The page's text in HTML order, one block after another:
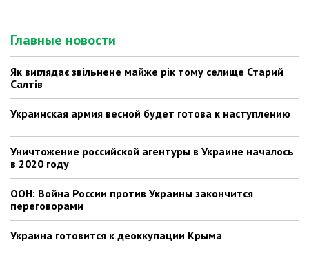
Главные новости
Як виглядає звільнене майже рік тому селище Старий
Салтів
Украинская армия весной будет готова к наступлению
Уничтожение российской агентуры в Украине началось
в 2020 году
ООН: Война России против Украины закончится
переговорами
Украина готовится к деоккупации Крыма